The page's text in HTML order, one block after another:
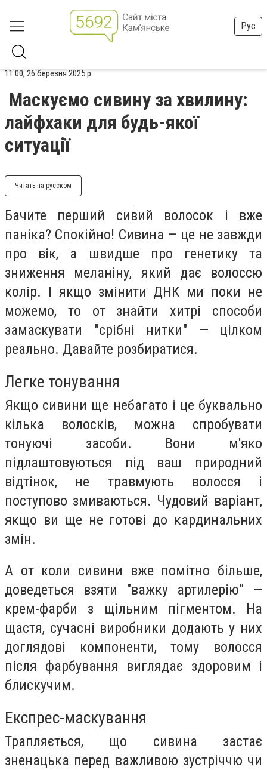
Рус
11:00, 26 березня 2025 р.
Маскуємо сивину за хвилину:
лайфхаки для будь-якої
ситуації
Читать на русском
Бачите перший сивий волосок і вже
паніка? Спокійно! Сивина — це не завжди
про вік, а швидше про генетику та
зниження меланіну, який дає волоссю
колір. І якщо змінити ДНК ми поки не
можемо, то от знайти хитрі способи
замаскувати "срібні нитки" — цілком
реально. Давайте розбиратися.
Легке тонування
Якщо сивини ще небагато і це буквально
кілька волосків, можна спробувати
тонуючі засоби. Вони м'яко
підлаштовуються під ваш природний
відтінок, не травмують волосся і
поступово змиваються. Чудовий варіант,
якщо ви ще не готові до кардинальних
змін.
А от коли сивини вже помітно більше,
доведеться взяти "важку артилерію" —
крем-фарби з щільним пігментом. На
щастя, сучасні виробники додають у них
доглядові компоненти, тому волосся
після фарбування виглядає здоровим і
блискучим.
Експрес-маскування
Трапляється, що сивина застає
зненацька перед важливою зустріччю чи